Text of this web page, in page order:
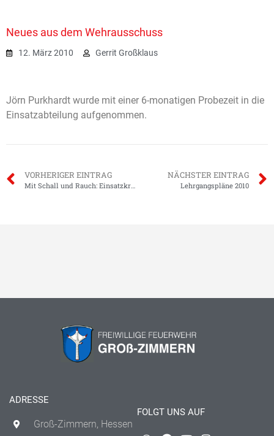
Neues aus dem Wehrausschuss
12. März 2010 Gerrit Großklaus
Jörn Purkhardt wurde mit einer 6-monatigen Probezeit in die
Einsatzabteilung aufgenommen.
VORHERIGER EINTRAG
Mit Schall und Rauch: Einsatzkräfte üben Ernstfall.
NÄCHSTER EINTRAG
Lehrgangspläne 2010
ADRESSE
Groß-Zimmern, Hessen
FOLGT UNS AUF